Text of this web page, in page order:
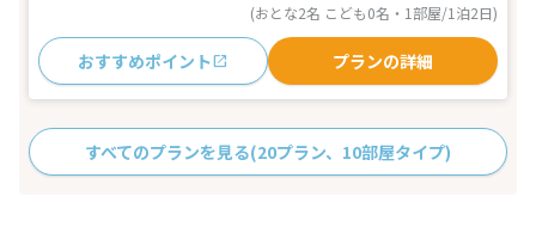
(おとな2名 こども0名・1部屋/1泊2日)
おすすめポイント プランの詳細
すべてのプランを見る(20プラン、10部屋タイプ)